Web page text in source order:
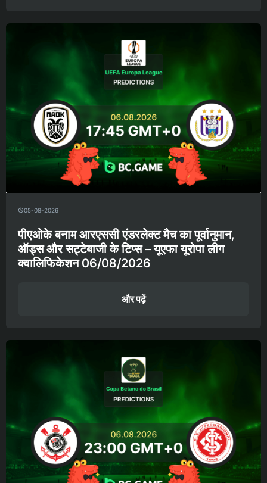
05-08-2026
पीएओके बनाम आरएससी एंडरलेक्ट मैच का पूर्वानुमान,
ऑड्स और सट्टेबाजी के टिप्स – यूएफा यूरोपा लीग
क्वालिफिकेशन 06/08/2026
और पढ़ें